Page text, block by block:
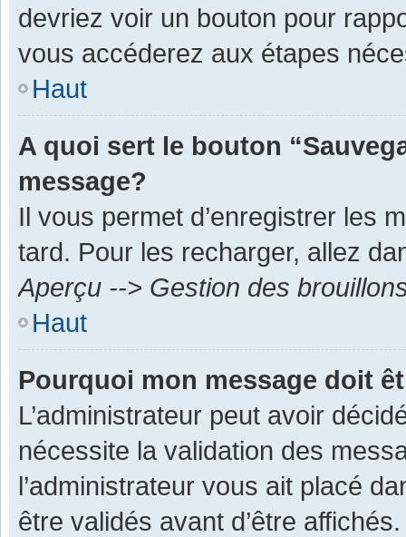
devriez voir un bouton pour
vous accéderez aux étapes
Haut
A quoi sert le bouton
message?
Il vous permet d’enregistrer les
tard. Pour les recharger, allez
Aperçu --> Gestion des
Haut
Pourquoi mon message doit
L’administrateur peut avoir
nécessite la validation des
l’administrateur vous ait placé
être validés avant d’être